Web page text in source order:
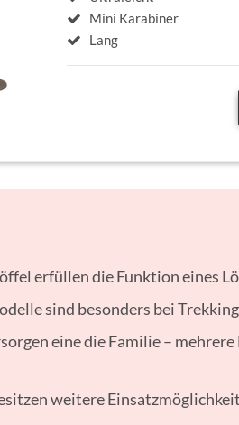
Mini Karabiner
Lang
erfüllen die Funktion eines
sind besonders bei
eine die Familie –
weitere